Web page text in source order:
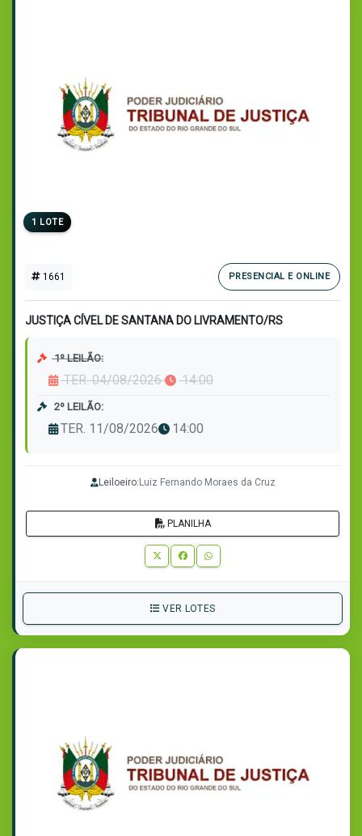
1 LOTE
1661 PRESENCIAL E ONLINE
JUSTIÇA CÍVEL DE SANTANA DO LIVRAMENTO/RS
1º LEILÃO:
TER. 04/08/2026 14:00
2º LEILÃO:
TER. 11/08/2026 14:00
Leiloeiro: Luiz Fernando Moraes da Cruz
PLANILHA
VER LOTES